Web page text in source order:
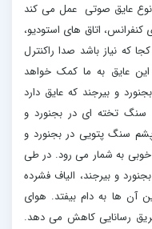
نوع عایق صوتی عمل می کند
اتاق های استودیو،
که نیاز باشد صدا راکنترل
عایق به ما کمک خواهد
و بیرجند که عایق دارد
سنگ تخته ای در بجنورد و
پشم سنگ پتویی در بجنورد و
خوبی به شمار می رود. در طی
و بیرجند، الیاف فشرده
آن ها به دام بیفتد. هوای
طریق رسانایی کاهش می دهد.